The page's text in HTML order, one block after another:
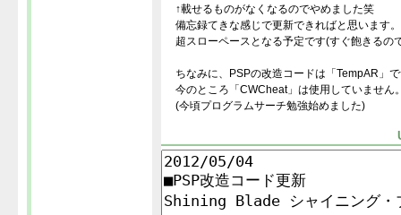
↑載せるものがなくなるのでやめました笑
備忘録てきな感じで更新できればと思います。
超スローペースとなる予定です(すぐ飽きるの
ちなみに、PSPの改造コードは「TempAR」
今のところ「CWCheat」は使用していません
(今頃プログラムサーチ勉強始めました)